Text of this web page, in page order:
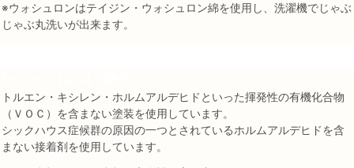
※ウォシュロンはテイジン・ウォシュロン綿を使用し、洗濯機でじゃぶ
じゃぶ丸洗いが出来ます。
トルエン・キシレン・ホルムアルデヒドといった揮発性の有機化合物
（ＶＯＣ）を含まない塗装を使用しています。
シックハウス症候群の原因の一つとされているホルムアルデヒドを含
まない接着剤を使用しています。